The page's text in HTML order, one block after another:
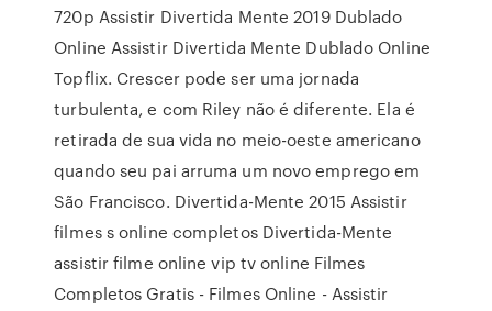
720p Assistir Divertida Mente 2019 Dublado
Online Assistir Divertida Mente Dublado Online
Topflix. Crescer pode ser uma jornada
turbulenta, e com Riley não é diferente. Ela é
retirada de sua vida no meio-oeste americano
quando seu pai arruma um novo emprego em
São Francisco. Divertida-Mente 2015 Assistir
filmes s online completos Divertida-Mente
assistir filme online vip tv online Filmes
Completos Gratis - Filmes Online - Assistir